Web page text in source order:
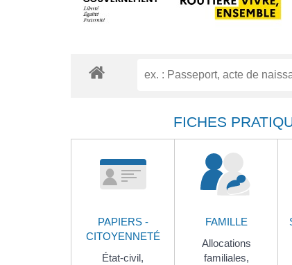
FICHES
PAPIERS -
CITOYENNETÉ
État-civil,
FAMILLE
Allocations
familiales,